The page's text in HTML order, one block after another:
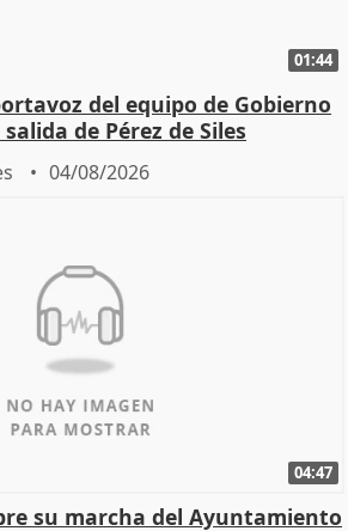
01:44
del equipo de Gobierno
de Pérez de Siles
04/08/2026
04:47
su marcha del Ayuntamiento